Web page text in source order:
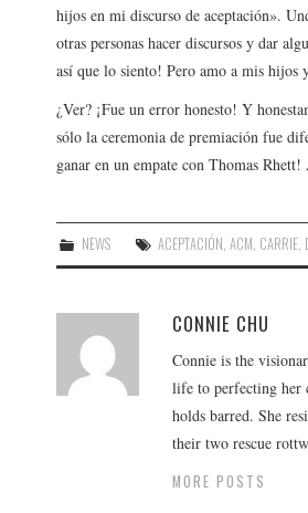
hijos en mi discurso de aceptación».
otras personas hacer discursos y dar
así que lo siento! Pero amo a mis hijos
¿Ver? ¡Fue un error honesto! Y
sólo la ceremonia de premiación fue
ganar en un empate con Thomas
NEWS ACEPTACIÓN,ACM, CARRIE,
CONNIE CHU
Connie is the
life to perfecting her
holds barred. She
their two rescue
MORE POSTS